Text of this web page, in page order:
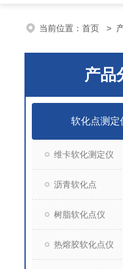
当前位置： 首页 >
产品
软化点测定
维卡软化测定仪
沥青软化点
树脂软化点仪
热熔胶软化点仪